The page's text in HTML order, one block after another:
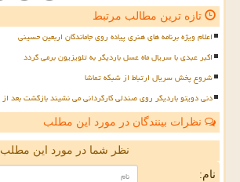
تازه ترین مطالب مرتبط
اعلام ویژه برنامه های هنری پیاده روی جاماندگان اربعین حسینی
اکبر عبدی با سریال ماه عسل باردیگر به تلویزیون برمی گردد
شروع پخش سریال ارتباط از شبکه تماشا
دنی دویتو باردیگر روی صندلی کارگردانی می نشیند بازگشت بعد از 23 سال
نظرات بینندگان در مورد این مطلب
نظر شما در مورد این مطلب
نام: